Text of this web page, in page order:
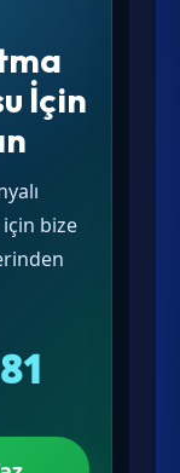
İçin
bize